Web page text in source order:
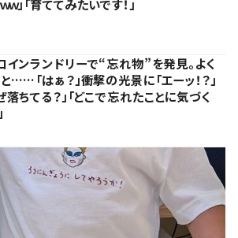
ｗ」「育ててみたいです！」
インランドリーで“忘れ物”を発見。よく
……「はぁ？」衝撃の光景に「エーッ！？」
落ちてる？」「どこで忘れたことに気づく